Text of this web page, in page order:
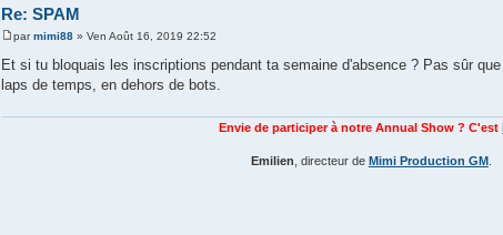
Re: SPAM
parmimi88» Ven Août 16, 2019 22:52
Et si tu bloquais les inscriptions pendant ta semaine d'absence ? Pas sûr
laps de temps, en dehors de bots.
Envie de participer à notre Annual Show ? C'est
Emilien , directeur de Mimi Production GM.